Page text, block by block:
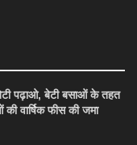
बेटी पढ़ाओ, बेटी बसाओं के तहत
वार्षिक फीस की जमा